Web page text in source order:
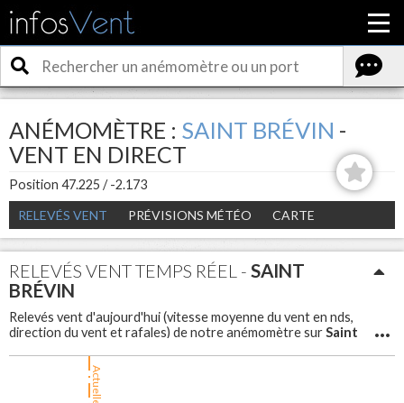
ANÉMOMÈTRE : SAINT BRÉVIN -
VENT EN DIRECT
Position 47.225 / -2.173
RELEVÉS VENT
PRÉVISIONS MÉTÉO CARTE
RELEVÉS VENT TEMPS RÉEL - SAINT
BRÉVIN
Relevés vent d'aujourd'hui (vitesse moyenne du vent en nds,
direction du vent et rafales) de notre anémomètre surSaint
pour avoir la force du vent et les rafales.